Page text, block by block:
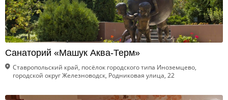
Санаторий «Машук Аква-Терм»
Ставропольский край, посёлок городского типа Иноземцево,
городской округ Железноводск, Родниковая улица, 22